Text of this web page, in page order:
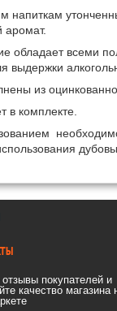
напиткам
аромат.
обладает всеми
выдержки
из
в комплекте.